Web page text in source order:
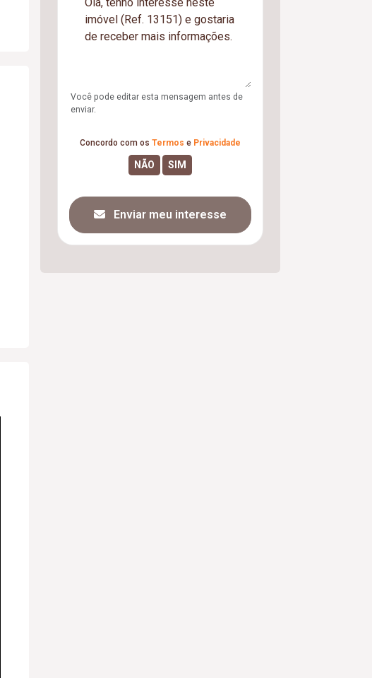
Você pode editar esta mensagem antes de
enviar.
Concordo com os Termos e Privacidade
Enviar meu interesse